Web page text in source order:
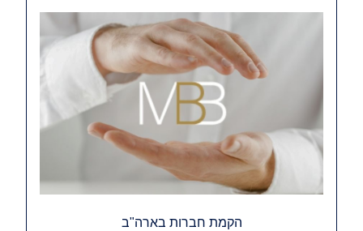
הקמת חברות בארה"ב